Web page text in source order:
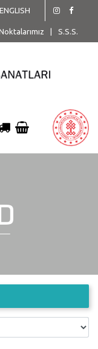
ENGLISH
S.S.S.